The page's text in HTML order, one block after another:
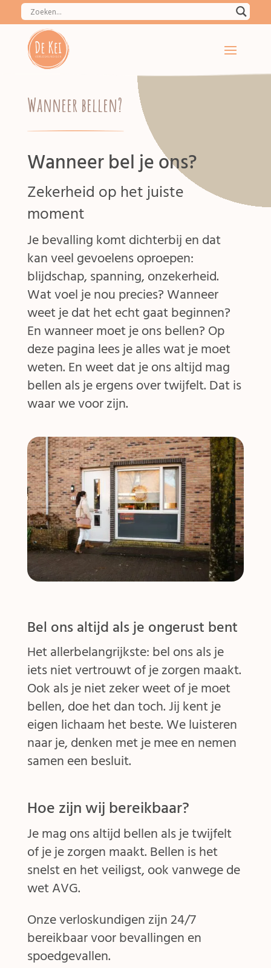
Wanneer bellen?
Wanneer bel je ons?
Zekerheid op het juiste
moment
Je bevalling komt dichterbij en dat
kan veel gevoelens oproepen:
blijdschap, spanning, onzekerheid.
Wat voel je nou precies? Wanneer
weet je dat het echt gaat beginnen?
En wanneer moet je ons bellen? Op
deze pagina lees je alles wat je moet
weten. En weet dat je ons altijd mag
bellen als je ergens over twijfelt. Dat is
waar we voor zijn.
Bel ons altijd als je ongerust bent
Het allerbelangrijkste: bel ons als je
iets niet vertrouwt of je zorgen maakt.
Ook als je niet zeker weet of je moet
bellen, doe het dan toch. Jij kent je
eigen lichaam het beste. We luisteren
naar je, denken met je mee en nemen
samen een besluit.
Hoe zijn wij bereikbaar?
Je mag ons altijd bellen als je twijfelt
of je je zorgen maakt. Bellen is het
snelst en het veiligst, ook vanwege de
wet AVG.
Onze verloskundigen zijn 24/7
bereikbaar voor bevallingen en
spoedgevallen.